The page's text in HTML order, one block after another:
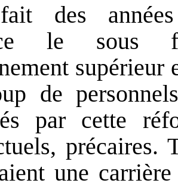
des années
le sous
de
par cette
précaires.
une